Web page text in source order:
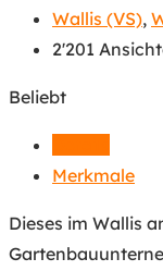
Wallis (VS),
2'201
Beliebt
Merkmale
Dieses im Wallis